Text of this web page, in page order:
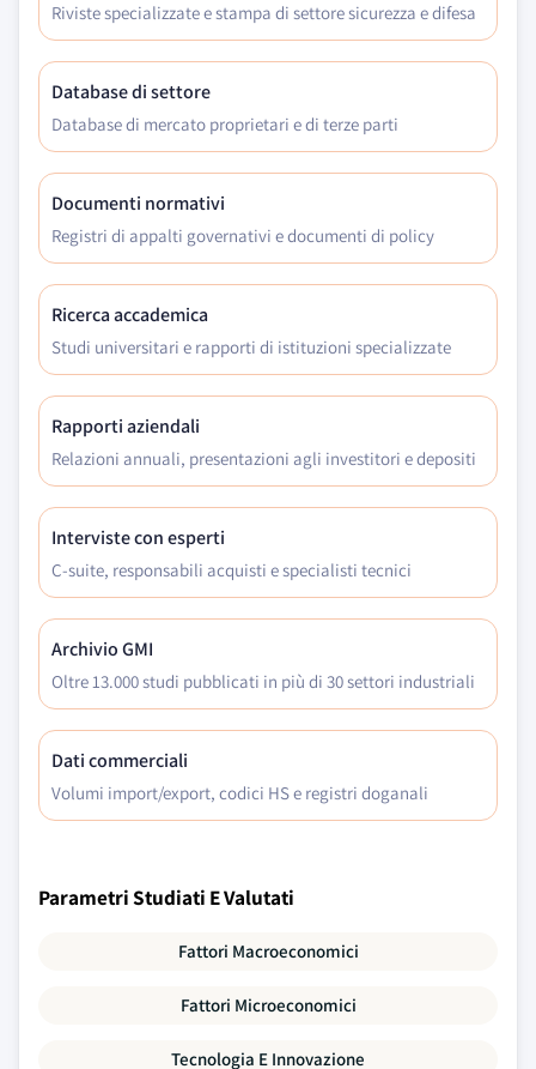
Riviste specializzate e stampa di settore sicurezza e difesa
Database di settore
Database di mercato proprietari e di terze parti
Documenti normativi
Registri di appalti governativi e documenti di policy
Ricerca accademica
Studi universitari e rapporti di istituzioni specializzate
Rapporti aziendali
Relazioni annuali, presentazioni agli investitori e depositi
Interviste con esperti
C-suite, responsabili acquisti e specialisti tecnici
Archivio GMI
Oltre 13.000 studi pubblicati in più di 30 settori industriali
Dati commerciali
Volumi import/export, codici HS e registri doganali
Parametri Studiati E Valutati
Fattori Macroeconomici
Fattori Microeconomici
Tecnologia E Innovazione